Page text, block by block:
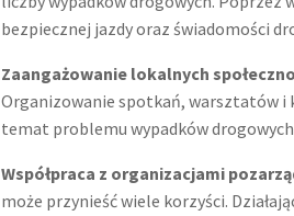
bezpiecznej jazdy oraz świadomości
Zaangażowanie lokalnych
Organizowanie spotkań, warsztatów i
temat problemu wypadków
Współpraca z organizacjami
może przynieść wiele korzyści.